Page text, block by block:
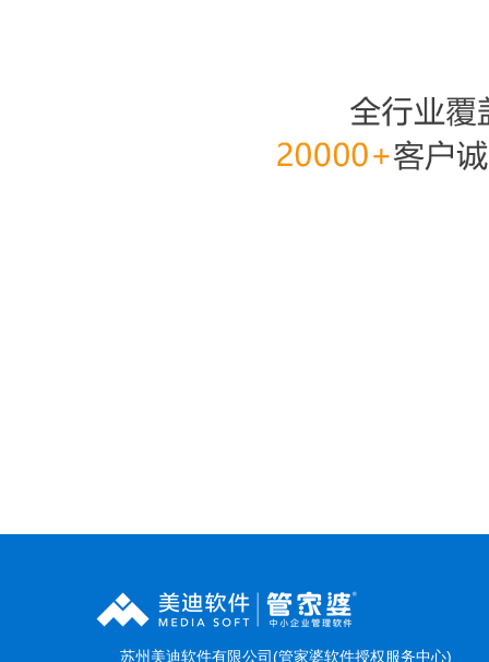
苏州美迪软件有限公司(管家婆软件授权服务中心)